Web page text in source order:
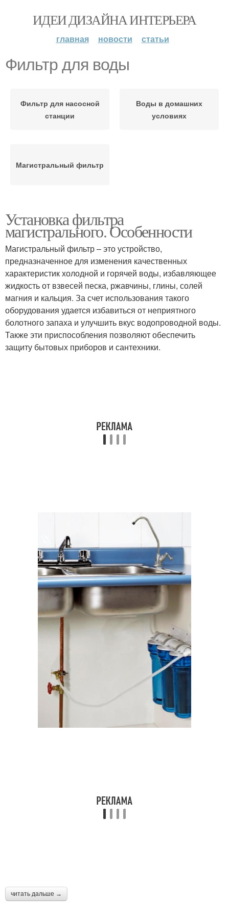
ИДЕИ ДИЗАЙНА ИНТЕРЬЕРА
главная новости статьи
Фильтр для воды
Фильтр для насосной
станции
Воды в домашних
условиях
Магистральный фильтр
Установка фильтра
магистрального. Особенности
Магистральный фильтр – это устройство,
предназначенное для изменения качественных
характеристик холодной и горячей воды, избавляющее
жидкость от взвесей песка, ржавчины, глины, солей
магния и кальция. За счет использования такого
оборудования удается избавиться от неприятного
болотного запаха и улучшить вкус водопроводной воды.
Также эти приспособления позволяют обеспечить
защиту бытовых приборов и сантехники.
читать дальше →